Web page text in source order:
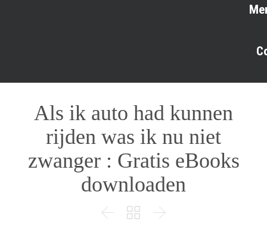
Als ik auto had kunnen
rijden was ik nu niet
zwanger : Gratis eBooks
downloaden
  